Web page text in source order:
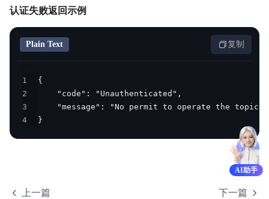
认证失败返回示例
Plain Text 复制
1
2
3
4
}
上一篇 下一篇
AI助手